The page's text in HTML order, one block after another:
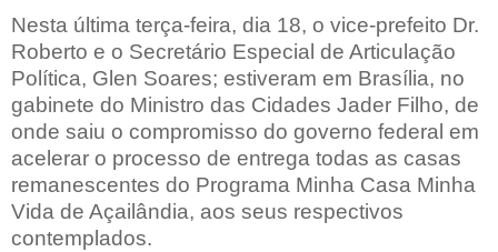
Nesta última terça-feira, dia 18, o vice-prefeito Dr.
Roberto e o Secretário Especial de Articulação
Política, Glen Soares; estiveram em Brasília, no
gabinete do Ministro das Cidades Jader Filho, de
onde saiu o compromisso do governo federal em
acelerar o processo de entrega todas as casas
remanescentes do Programa Minha Casa Minha
Vida de Açailândia, aos seus respectivos
contemplados.